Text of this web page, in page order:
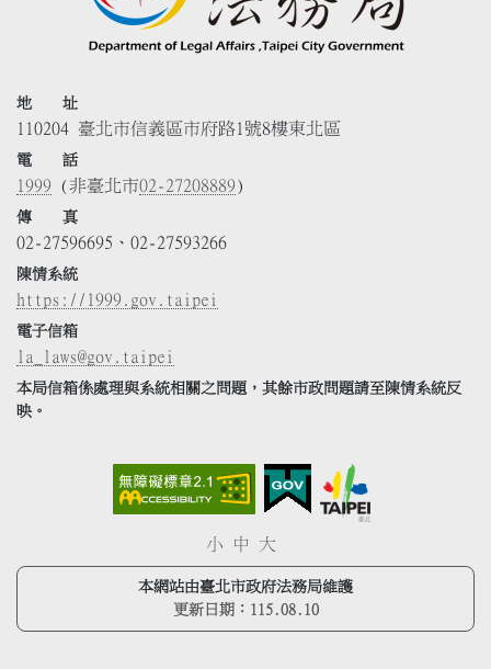
地 址
110204 臺北市信義區市府路1號8樓東北區
電 話
1999 (非臺北市02-27208889)
傳 真
02-27596695、02-27593266
陳情系統
https://1999.gov.taipei
電子信箱
la_laws@gov.taipei
本局信箱係處理與系統相關之問題，其餘市政問題請至陳情系統反
映。
小 中 大
本網站由臺北市政府法務局維護
更新日期： 115.08.10